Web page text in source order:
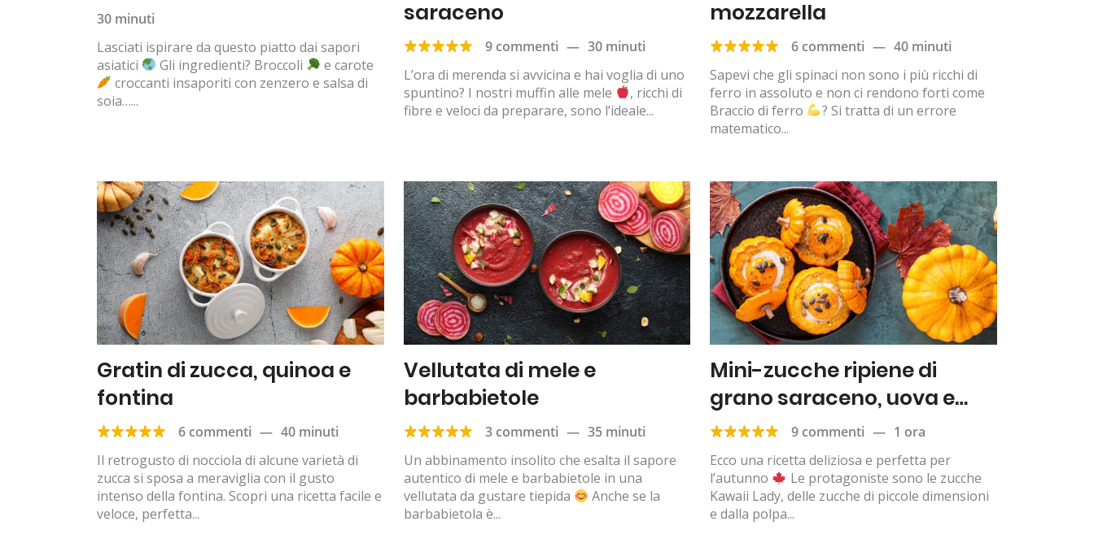
30 minuti
Lasciati ispirare da questo piatto dai sapori
asiatici
Gli ingredienti? Broccoli
e carote
croccanti insaporiti con zenzero e salsa di
soia…...
saraceno
9 commenti — 30 minuti
L’ora di merenda si avvicina e hai voglia di uno
spuntino? I nostri muffin alle mele
, ricchi di
fibre e veloci da preparare, sono l’ideale...
mozzarella
6 commenti — 40 minuti
Sapevi che gli spinaci non sono i più ricchi di
ferro in assoluto e non ci rendono forti come
Braccio di ferro
? Si tratta di un errore
matematico...
Gratin di zucca, quinoa e
fontina
6 commenti — 40 minuti
Il retrogusto di nocciola di alcune varietà di
zucca si sposa a meraviglia con il gusto
intenso della fontina. Scopri una ricetta facile e
veloce, perfetta...
Vellutata di mele e
barbabietole
3 commenti — 35 minuti
Un abbinamento insolito che esalta il sapore
autentico di mele e barbabietole in una
vellutata da gustare tiepida
Anche se la
barbabietola è...
Mini-zucche ripiene di
grano saraceno, uova e
feta
9 commenti — 1 ora
Ecco una ricetta deliziosa e perfetta per
l’autunno
Le protagoniste sono le zucche
Kawaii Lady, delle zucche di piccole dimensioni
e dalla polpa...